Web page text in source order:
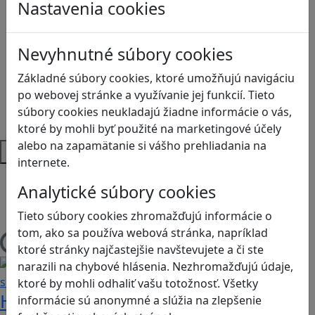
Nastavenia cookies
Nevyhnutné súbory cookies
Základné súbory cookies, ktoré umožňujú navigáciu
po webovej stránke a využívanie jej funkcií. Tieto
súbory cookies neukladajú žiadne informácie o vás,
ktoré by mohli byť použité na marketingové účely
alebo na zapamätanie si vášho prehliadania na
internete.
Analytické súbory cookies
Tieto súbory cookies zhromažďujú informácie o
tom, ako sa používa webová stránka, napríklad
ktoré stránky najčastejšie navštevujete a či ste
narazili na chybové hlásenia. Nezhromažďujú údaje,
ktoré by mohli odhaliť vašu totožnosť. Všetky
informácie sú anonymné a slúžia na zlepšenie
Logické myslenie
Ľudské práva a tolerancia
Motorika a koncentrácia
Programovanie/Technika
Sociálne zručnosti a kooperácia
Strategické myslenie
Zdravie a pohyb
Platformy
Herná konzola
Stolové, kartové
Načítam blogy
Heritage Quest AR: Vráťte sa do